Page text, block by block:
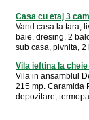
Casa cu etaj 3
Vand casa la tara,
baie, dresing, 2
sub casa, pivnita,
Vila ieftina la
Vila in ansamblul
215 mp. Caramida
depozitare,